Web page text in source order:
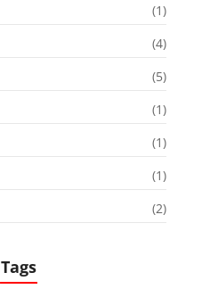
(1)
(4)
(5)
(1)
(1)
(1)
(2)
Tags